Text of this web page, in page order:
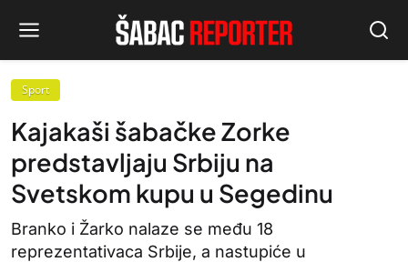
Sport
Kajakaši šabačke Zorke
predstavljaju Srbiju na
Svetskom kupu u Segedinu
Branko i Žarko nalaze se među 18
reprezentativaca Srbije, a nastupiće u